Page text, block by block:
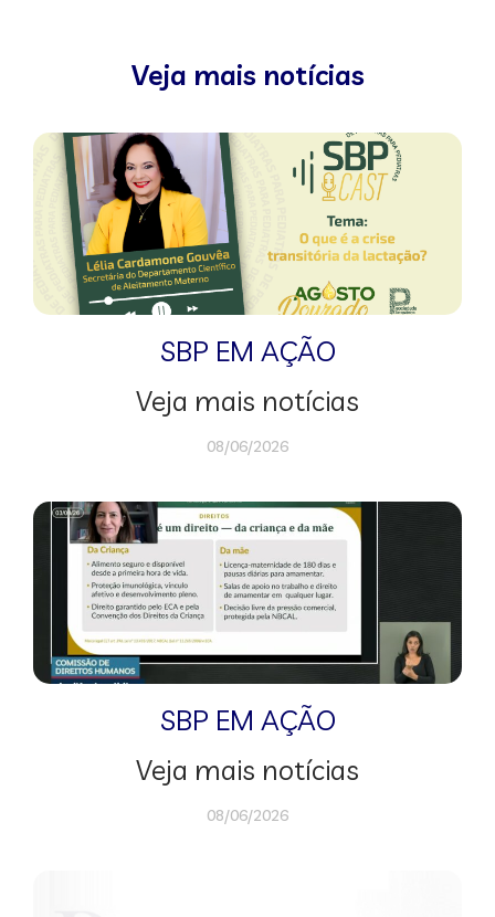
Veja mais notícias
SBP EM AÇÃO
Veja mais notícias
08/06/2026
SBP EM AÇÃO
Veja mais notícias
08/06/2026